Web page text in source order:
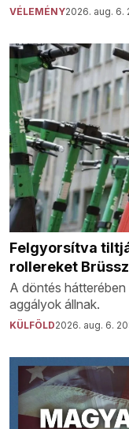
VÉLEMÉNY2026. aug. 6.
Felgyorsítva
rollereket
A döntés
aggályok állnak.
KÜLFÖLD2026. aug. 6.